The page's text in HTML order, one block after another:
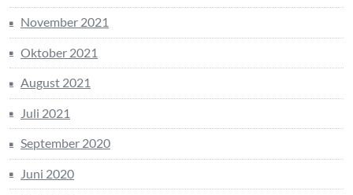
November 2021
Oktober 2021
August 2021
Juli 2021
September 2020
Juni 2020